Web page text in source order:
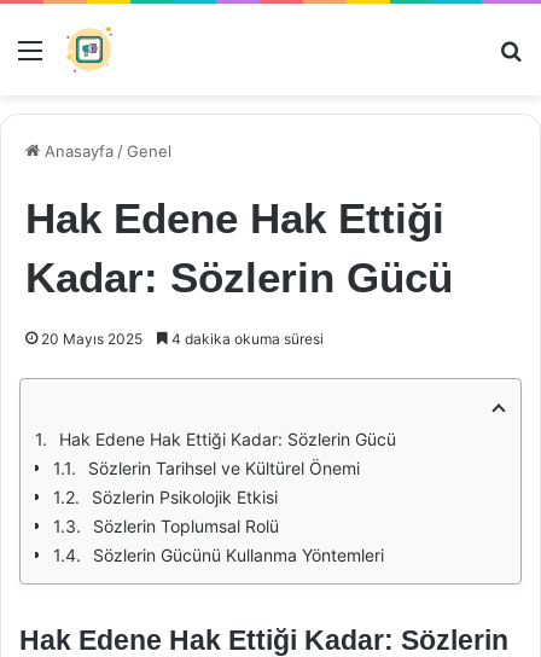
Menü
Anasayfa /Genel
Hak Edene Hak Ettiği
Kadar: Sözlerin Gücü
20 Mayıs 2025 4 dakika okuma süresi
Hak Edene Hak Ettiği Kadar: Sözlerin Gücü
Sözlerin Tarihsel ve Kültürel Önemi
Sözlerin Psikolojik Etkisi
Sözlerin Toplumsal Rolü
Sözlerin Gücünü Kullanma Yöntemleri
Hak Edene Hak Ettiği Kadar: Sözlerin